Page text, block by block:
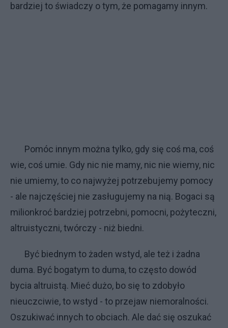
bardziej to świadczy o tym, że pomagamy innym.
Pomóc innym można tylko, gdy się coś ma, coś
wie, coś umie. Gdy nic nie mamy, nic nie wiemy, nic
nie umiemy, to co najwyżej potrzebujemy pomocy
- ale najczęściej nie zasługujemy na nią. Bogaci są
milionkroć bardziej potrzebni, pomocni, pożyteczni,
altruistyczni, twórczy - niż biedni.
Być biednym to żaden wstyd, ale też i żadna
duma. Być bogatym to duma, to często dowód
bycia altruistą. Mieć dużo, bo się to zdobyło
nieuczciwie, to wstyd - to przejaw niemoralności.
Oszukiwać innych to obciach. Ale dać się oszukać